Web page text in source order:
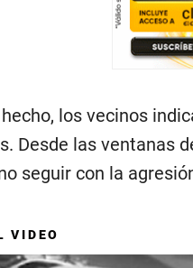
los vecinos
Desde las ventanas
seguir con la
VIDEO